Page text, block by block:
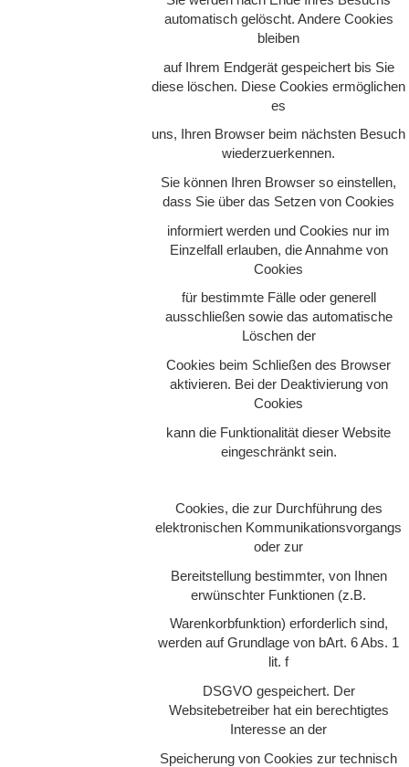
automatisch gelöscht. Andere Cookies
bleiben
auf Ihrem Endgerät gespeichert bis Sie
diese löschen. Diese Cookies ermöglichen
es
uns, Ihren Browser beim nächsten Besuch
wiederzuerkennen.
Sie können Ihren Browser so einstellen,
dass Sie über das Setzen von Cookies
informiert werden und Cookies nur im
Einzelfall erlauben, die Annahme von
Cookies
für bestimmte Fälle oder generell
ausschließen sowie das automatische
Löschen der
Cookies beim Schließen des Browser
aktivieren. Bei der Deaktivierung von
Cookies
kann die Funktionalität dieser Website
eingeschränkt sein.
Cookies, die zur Durchführung des
elektronischen Kommunikationsvorgangs
oder zur
Bereitstellung bestimmter, von Ihnen
erwünschter Funktionen (z.B.
Warenkorbfunktion) erforderlich sind,
werden auf Grundlage von bArt. 6 Abs. 1
lit. f
DSGVO gespeichert. Der
Websitebetreiber hat ein berechtigtes
Interesse an der
Speicherung von Cookies zur technisch